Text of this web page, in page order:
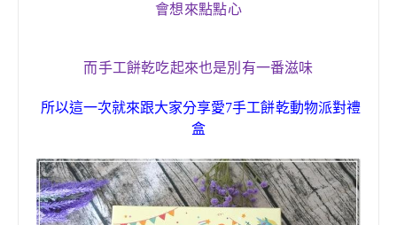
會想來點點心
而手工餅乾吃起來也是別有一番滋味
所以這一次就來跟大家分享愛7手工餅乾動物派對禮
盒